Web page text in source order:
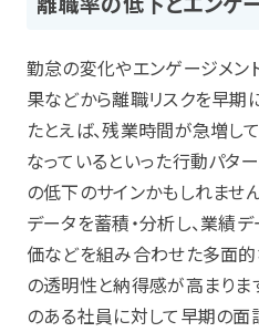
勤怠の変化やエンゲージメン
果などから離職リスクを早期
たとえば、残業時間が急増し
なっているといった行動パタ
の低下のサインかもしれませ
データを蓄積・分析し、業績
価などを組み合わせた多面
の透明性と納得感が高まりま
のある社員に対して早期の